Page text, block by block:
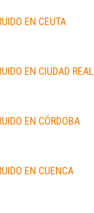
EN CEUTA
EN CIUDAD REAL
EN CÓRDOBA
EN CUENCA